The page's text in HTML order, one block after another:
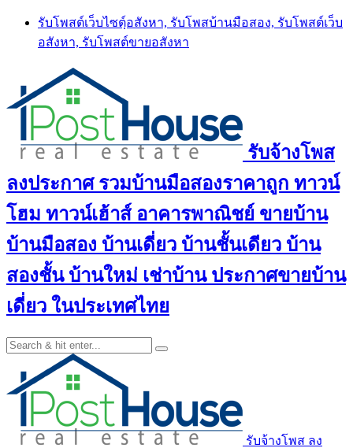
Skip
content
รับโพสต์เว็บไซตฺ์อสังหา, รับโพสบ้านมือสอง, รับโพสต์เว็บ
อสังหา, รับโพสต์ขายอสังหา
รับจ้างโพส
ลงประกาศ รวมบ้านมือสองราคาถูก ทาวน์
โฮม ทาวน์เฮ้าส์ อาคารพาณิชย์ ขายบ้าน
บ้านมือสอง บ้านเดี่ยว บ้านชั้นเดียว บ้าน
สองชั้น บ้านใหม่ เช่าบ้าน ประกาศขายบ้าน
เดี่ยว ในประเทศไทย
รับจ้างโพส ลง